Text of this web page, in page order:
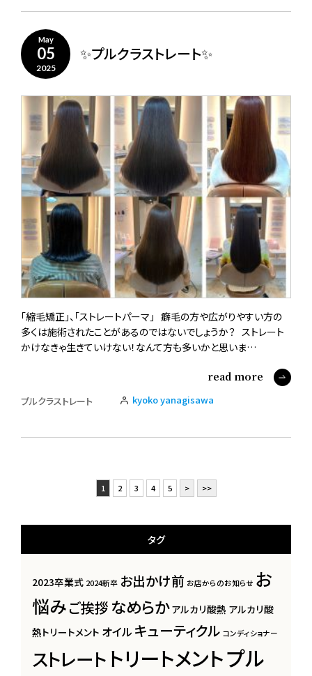
May
05
2025
✨プルクラストレート✨
「縮毛矯正」、「ストレートパーマ」 癖毛の方や広がりやすい方の
多くは施術されたことがあるのではないでしょうか？ ストレート
かけなきゃ生きていけない！なんて方も多いかと思いま…
read more
プルクラストレート kyoko yanagisawa
1 2 3 4 5 > >>
タグ
2023卒業式 2024新卒 お出かけ前 お店からのお知らせ お
悩みご挨拶 なめらか アルカリ酸熱 アルカリ酸
熱トリートメント オイル キューティクル コンディショナー
ストレート トリートメントプル